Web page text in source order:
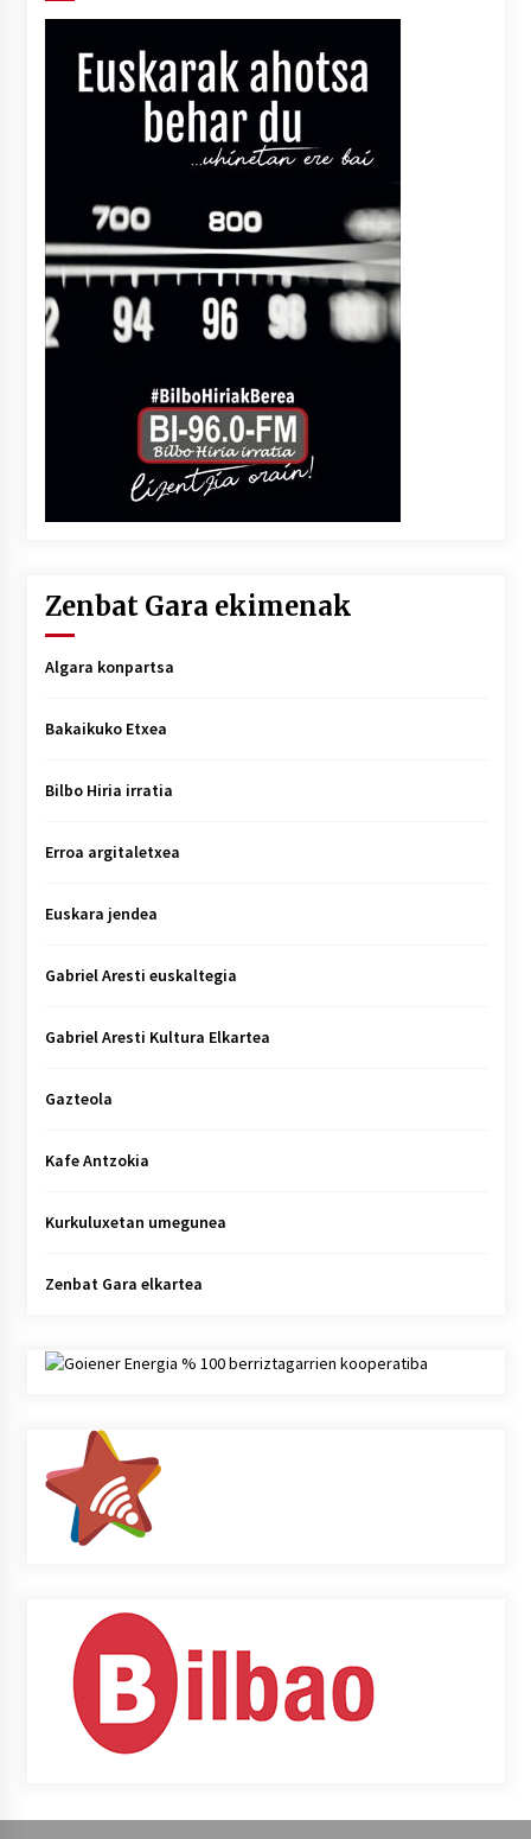
Zenbat Gara ekimenak
Algara konpartsa
Bakaikuko Etxea
Bilbo Hiria irratia
Erroa argitaletxea
Euskara jendea
Gabriel Aresti euskaltegia
Gabriel Aresti Kultura Elkartea
Gazteola
Kafe Antzokia
Kurkuluxetan umegunea
Zenbat Gara elkartea